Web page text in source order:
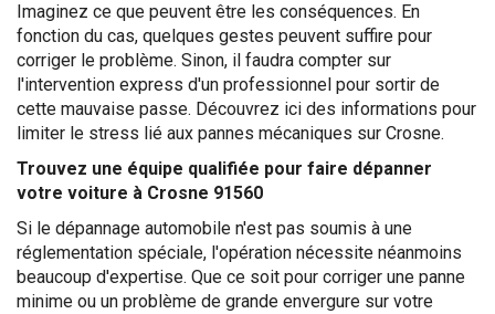
Imaginez ce que peuvent être les conséquences. En
fonction du cas, quelques gestes peuvent suffire pour
corriger le problème. Sinon, il faudra compter sur
l'intervention express d'un professionnel pour sortir de
cette mauvaise passe. Découvrez ici des informations pour
limiter le stress lié aux pannes mécaniques sur Crosne.
Trouvez une équipe qualifiée pour faire dépanner
votre voiture à Crosne 91560
Si le dépannage automobile n'est pas soumis à une
réglementation spéciale, l'opération nécessite néanmoins
beaucoup d'expertise. Que ce soit pour corriger une panne
minime ou un problème de grande envergure sur votre